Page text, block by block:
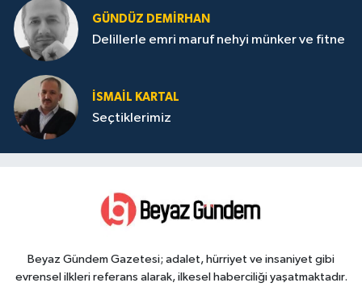
GÜNDÜZ DEMIRHAN
Delillerle emri maruf nehyi münker ve fitne
İSMAIL KARTAL
Seçtiklerimiz
Beyaz Gündem Gazetesi; adalet, hürriyet ve insaniyet gibi
evrensel ilkleri referans alarak, ilkesel haberciliği yaşatmaktadır.